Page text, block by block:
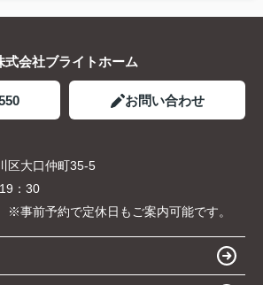
式会社ブライトホーム
お問い合わせ
区大口仲町35-5
：30
事前予約で定休日もご案内可能です。